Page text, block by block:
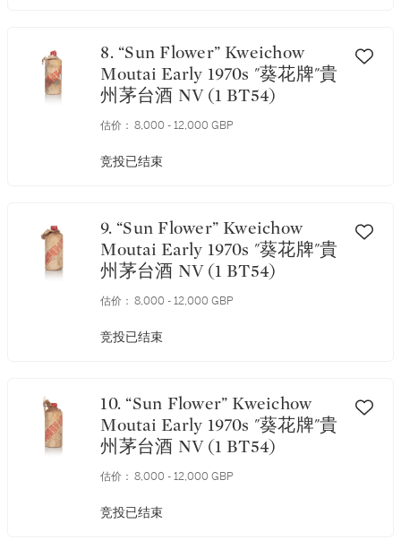
8. “Sun Flower” Kweichow
Moutai Early 1970s "葵花牌"貴
州茅台酒 NV (1 BT54)
估价： 8,000 - 12,000 GBP
竞投已结束
9. “Sun Flower” Kweichow
Moutai Early 1970s "葵花牌"貴
州茅台酒 NV (1 BT54)
估价： 8,000 - 12,000 GBP
竞投已结束
10. “Sun Flower” Kweichow
Moutai Early 1970s "葵花牌"貴
州茅台酒 NV (1 BT54)
估价： 8,000 - 12,000 GBP
竞投已结束